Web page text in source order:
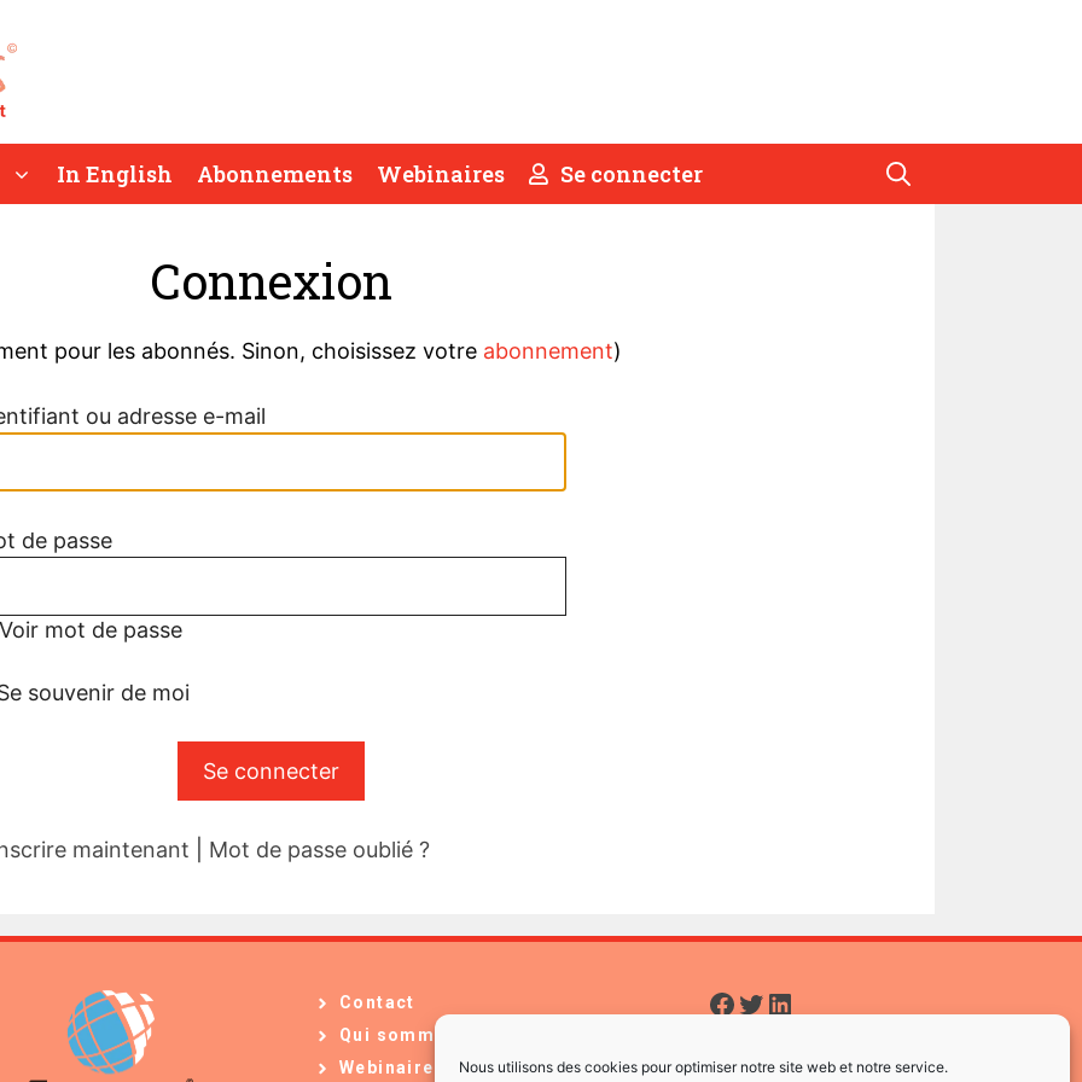
Nous utilisons des cookies pour optimiser notre site web et notre service.
In English Abonnements Webinaires Se connecter
Connexion
pour les abonnés. Sinon, choisissez votre abonnement)
ou adresse e-mail
de passe
Voir mot de passe
souvenir de moi
maintenant Mot de passe oublié ?
Contact
Qui sommes-nous ?
Webinaires
Facebook
Twitter
LinkedIn